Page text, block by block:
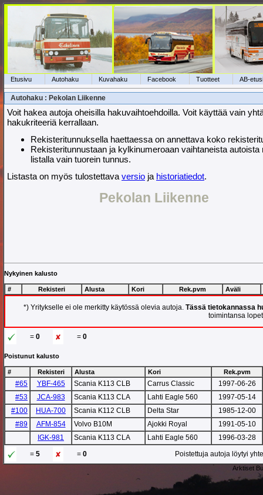
Etusivu Autohaku Kuvahaku Facebook Tuotteet AB-
Autohaku : Pekolan Liikenne
Voit hakea autoja oheisilla hakuvaihtoehdoilla. Voit käyttää vain
hakukriteeriä kerrallaan.
Rekisteritunnuksella haettaessa on annettava koko
Rekisteritunnustaan ja kylkinumeroaan vaihtaneista autoista
listalla vain tuorein tunnus.
Listasta on myös tulostettava versio ja historiatiedot.
Pekolan Liikenne
Nykyinen kalusto
# Rekisteri Alusta Kori Rek.pvm Aväli
*) Yritykselle ei ole merkitty käytössä olevia autoja. Tässä tietokannassa
toimintansa
= 0 = 0
Poistunut kalusto
# Rekisteri Alusta Kori Rek.pvm
#65 YBF-465 Scania K113 CLB Carrus Classic
1997-06-26
#53
JCA-983 Scania K113 CLA Lahti Eagle 560
1997-05-14
#100
HUA-700 Scania K112 CLB Delta Star
1985-12-00
#89
AFM-854 Volvo B10M Ajokki Royal
1991-05-10
IGK-981
Scania K113 CLA Lahti Eagle 560
1996-03-28
= 5 = 0 Poistettuja autoja löytyi
Arktiset